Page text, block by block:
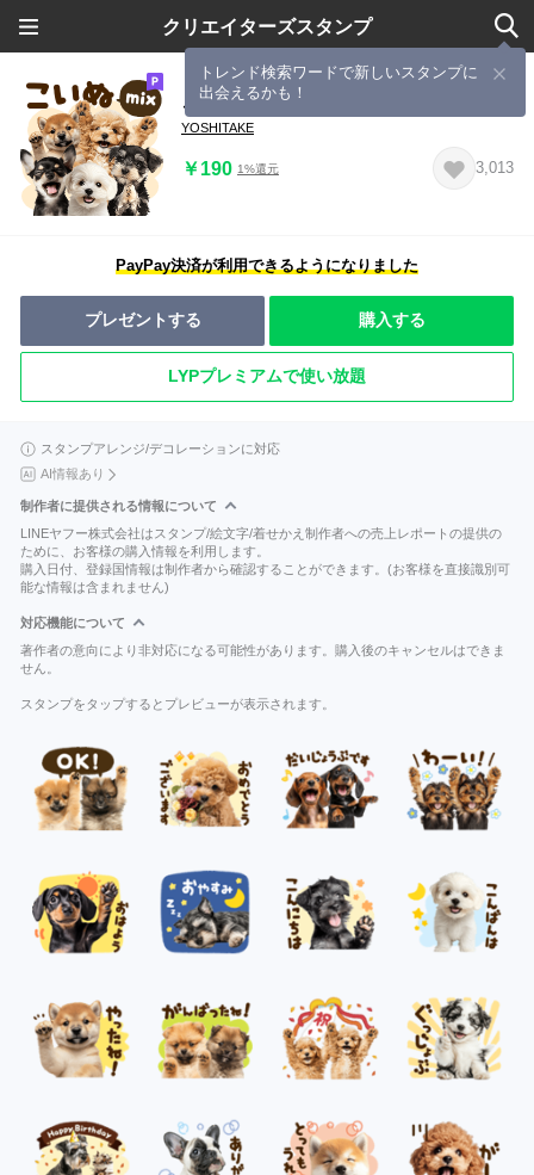
クリエイターズスタンプ
トレンド検索ワードで新しいスタンプに
出会えるかも！
こいぬmix
YOSHITAKE
￥190 1%還元 3,013
PayPay決済が利用できるようになりました
プレゼントする 購入する
LYPプレミアムで使い放題
スタンプアレンジ/デコレーションに対応
AI情報あり
制作者に提供される情報について
LINEヤフー株式会社はスタンプ/絵文字/着せかえ制作者への売上レポートの提供の
ために、お客様の購入情報を利用します。
購入日付、登録国情報は制作者から確認することができます。(お客様を直接識別可
能な情報は含まれません)
対応機能について
著作者の意向により非対応になる可能性があります。購入後のキャンセルはできま
せん。
スタンプをタップするとプレビューが表示されます。